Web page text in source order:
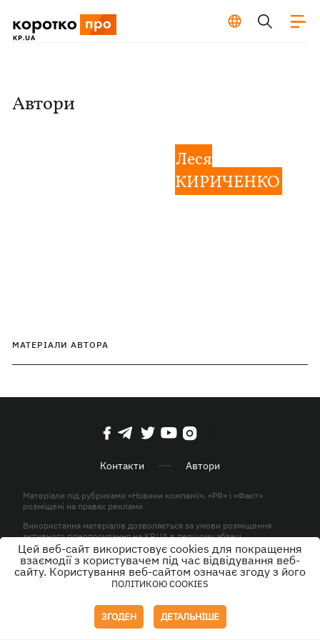
Автори
Леся
КИРИЧЕНКО
МАТЕРІАЛИ АВТОРА
Контакти Автори
Матеріали під рубриками «Новини компанії», «PR» і «Факт»
розміщені на правах реклами
Використання матеріалів дозволяється за умови розміщення
активного гіперпосилання на KP.UA в першому абзаці.
© ТОВ «ЮЛАВ МЕДІА» 2026. Всі права захищені.
Цей веб-сайт використовує cookies для покращення
взаємодії з користувачем під час відвідування веб-
сайту. Користування веб-сайтом означає згоду з його
ПОЛІТИКОЮ COOKIES
ЗГОДЕН ДЕТАЛЬНІШЕ